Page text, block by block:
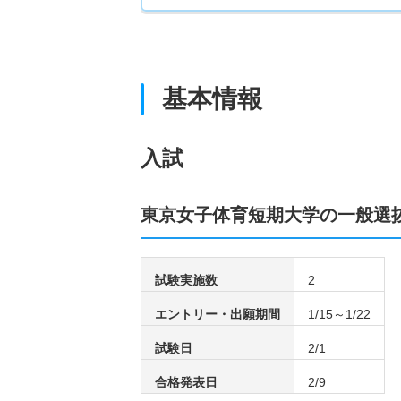
基本情報
入試
東京女子体育短期大学の一般選
試験実施数 2
エントリー・出願期間 1/15～1/22
試験日 2/1
合格発表日 2/9